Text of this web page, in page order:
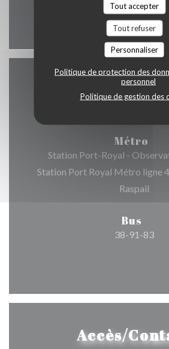
Tout accepter
Tout refuser
Personnaliser
Politique de protection des
personnel
Politique de gestion des
12h00 - 00h00
Accès
Métro
Station Port-Royal -
Station Port Royal Métro ligne
Raspail
Bus
38-91-83
Accès/